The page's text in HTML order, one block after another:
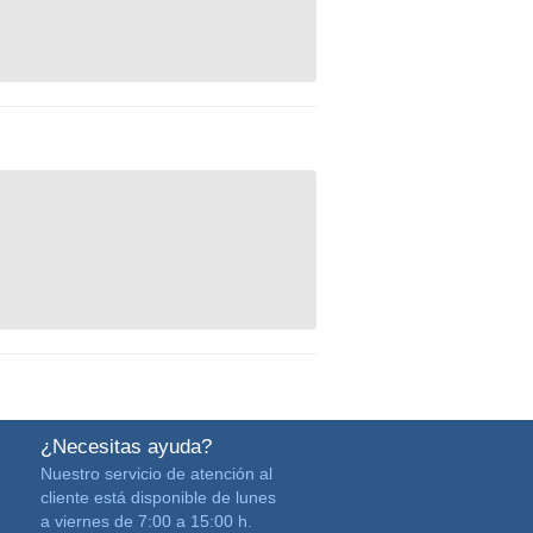
¿Necesitas ayuda?
Nuestro servicio de atención al
cliente está disponible de lunes
a viernes de 7:00 a 15:00 h.